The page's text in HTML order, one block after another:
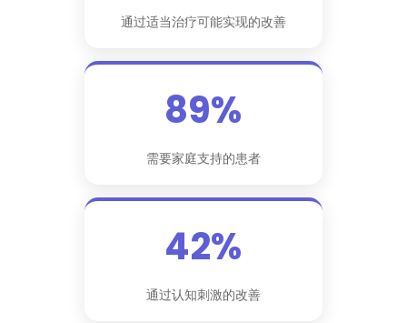
通过适当治疗可能实现的改善
89%
需要家庭支持的患者
42%
通过认知刺激的改善